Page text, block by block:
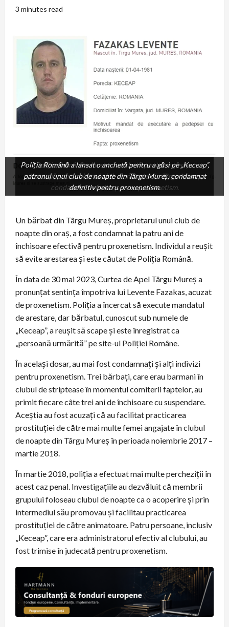
3 minutes read
Poliția Română a lansat o anchetă pentru a găsi pe
„Keceap”, patronul unui club de noapte din Târgu Mureș,
condamnat definitiv pentru proxenetism.
Poliția Română a lansat o anchetă pentru a găsi pe „Keceap”,
patronul unui club de noapte din Târgu Mureș, condamnat
definitiv pentru proxenetism.
Un bărbat din Târgu Mureș, proprietarul unui club de
noapte din oraș, a fost condamnat la patru ani de
închisoare efectivă pentru proxenetism. Individul a reușit
să evite arestarea și este căutat de Poliția Română.
În data de 30 mai 2023, Curtea de Apel Târgu Mureș a
pronunțat sentința împotriva lui Levente Fazakas, acuzat
de proxenetism. Poliția a încercat să execute mandatul
de arestare, dar bărbatul, cunoscut sub numele de
„Keceap”, a reușit să scape și este înregistrat ca
„persoană urmărită” pe site-ul Poliției Române.
În același dosar, au mai fost condamnați și alți indivizi
pentru proxenetism. Trei bărbați, care erau barmani în
clubul de striptease în momentul comiterii faptelor, au
primit fiecare câte trei ani de închisoare cu suspendare.
Aceștia au fost acuzați că au facilitat practicarea
prostituției de către mai multe femei angajate în clubul
de noapte din Târgu Mureș în perioada noiembrie 2017 –
martie 2018.
În martie 2018, poliția a efectuat mai multe percheziții în
acest caz penal. Investigațiile au dezvăluit că membrii
grupului foloseau clubul de noapte ca o acoperire și prin
intermediul său promovau și facilitau practicarea
prostituției de către animatoare. Patru persoane, inclusiv
„Keceap”, care era administratorul efectiv al clubului, au
fost trimise în judecată pentru proxenetism.